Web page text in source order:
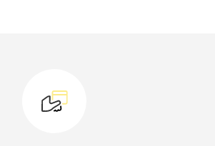
Модель мягкой мебели: